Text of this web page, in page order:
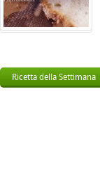
Ricetta della Settimana